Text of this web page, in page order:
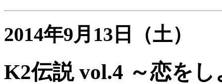
2014年9月13日（土）
K2伝説 vol.4 ～恋を